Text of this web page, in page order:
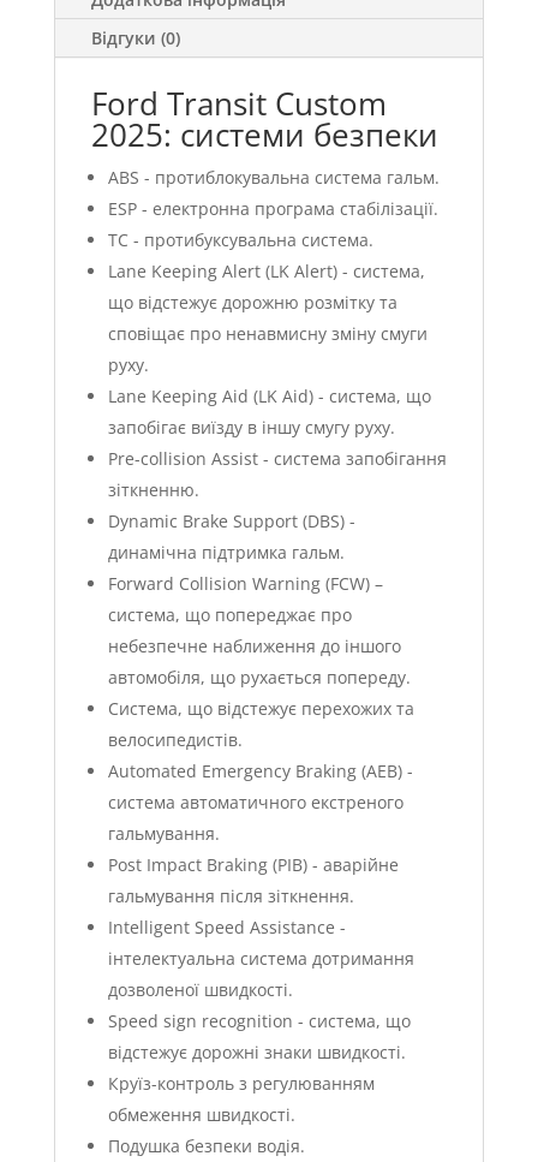
Відгуки (0)
Ford Transit Custom
2025: системи безпеки
ABS - протиблокувальна система гальм.
ESP - електронна програма стабілізації.
TC - протибуксувальна система.
Lane Keeping Alert (LK Alert) - система,
що відстежує дорожню розмітку та
сповіщає про ненавмисну зміну смуги
руху.
Lane Keeping Aid (LK Aid) - система, що
запобігає виїзду в іншу смугу руху.
Pre-collision Assist - система запобігання
зіткненню.
Dynamic Brake Support (DBS) -
динамічна підтримка гальм.
Forward Collision Warning (FCW) –
система, що попереджає про
небезпечне наближення до іншого
автомобіля, що рухається попереду.
Система, що відстежує перехожих та
велосипедистів.
Automated Emergency Braking (AEB) -
система автоматичного екстреного
гальмування.
Post Impact Braking (PIB) - аварійне
гальмування після зіткнення.
Intelligent Speed Assistance -
інтелектуальна система дотримання
дозволеної швидкості.
Speed sign recognition - система, що
відстежує дорожні знаки швидкості.
Круїз-контроль з регулюванням
обмеження швидкості.
Подушка безпеки водія.